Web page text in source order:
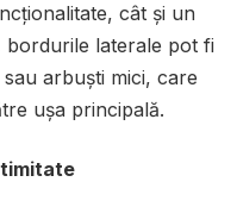
cât și un
bordurile laterale pot fi
arbuști mici, care
ușa principală.